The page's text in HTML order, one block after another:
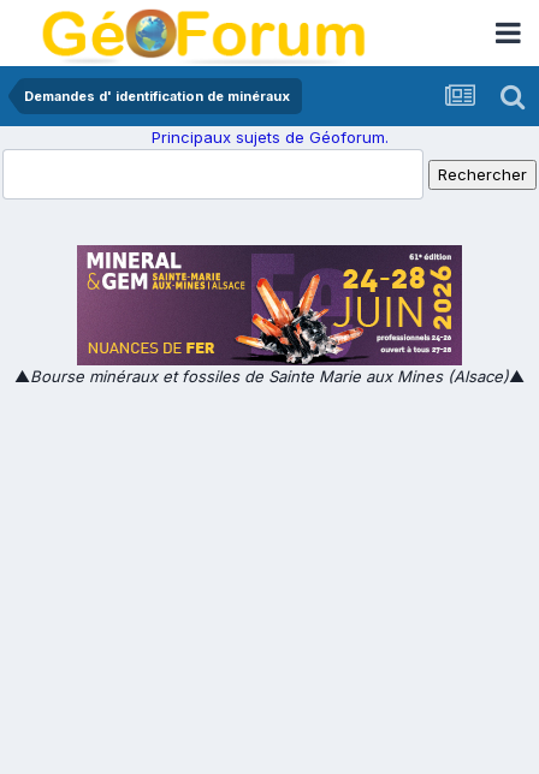
Demandes d' identification de minéraux
Principaux sujets de Géoforum.
▲Bourse minéraux et fossiles de Sainte Marie aux Mines (Alsace)▲